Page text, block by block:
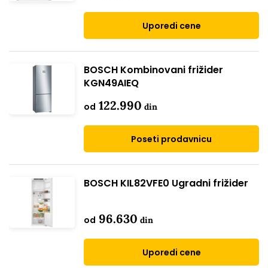
Uporedi cene
BOSCH Kombinovani frižider
KGN49AIEQ
od 122.990 din
Poseti prodavnicu
BOSCH KIL82VFE0 Ugradni frižider
od 96.630 din
Uporedi cene